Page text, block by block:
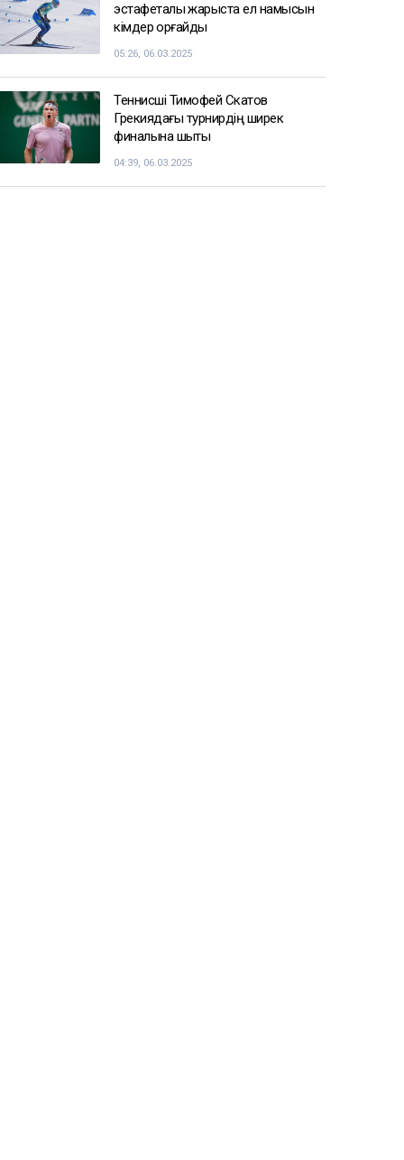
эстафеталық жарыста ел намысын
кімдер қорғайды
05:26, 06.03.2025
Теннисші Тимофей Скатов
Грекиядағы турнирдің ширек
финалына шықты
04:39, 06.03.2025